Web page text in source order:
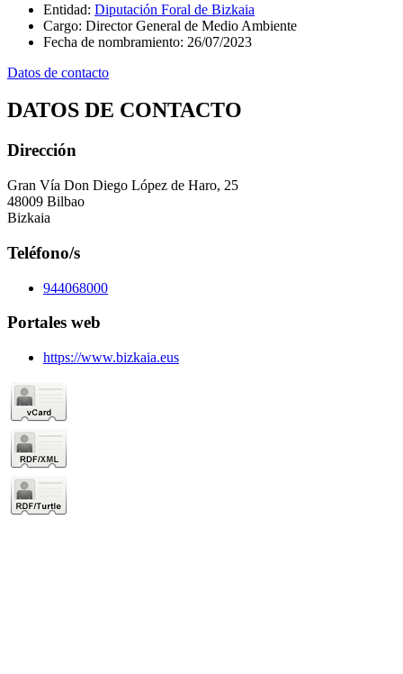
Entidad: Diputación Foral de Bizkaia
Cargo: Director General de Medio Ambiente
Fecha de nombramiento: 26/07/2023
Datos de contacto
DATOS DE CONTACTO
Dirección
Gran Vía Don Diego López de Haro, 25
48009 Bilbao
Bizkaia
Teléfono/s
944068000
Portales web
https://www.bizkaia.eus